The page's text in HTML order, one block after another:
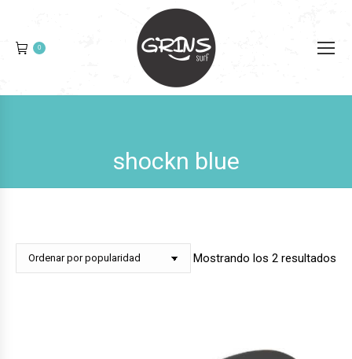
0
shockn blue
Mostrando los 2 resultados